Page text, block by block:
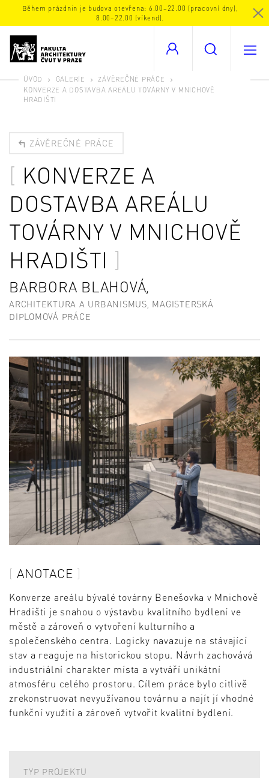
Během prázdnin je budova otevřena: 6.00–22.00 (pracovní dny),
8.00–22.00 (víkend).
ÚVOD GALERIE
ZÁVĚREČNÉ PRÁCE
KONVERZE A DOSTAVBA AREÁLU TOVÁRNY V MNICHOVĚ
HRADIŠTI
ZÁVĚREČNÉ PRÁCE
KONVERZE A
DOSTAVBA AREÁLU
TOVÁRNY V MNICHOVĚ
HRADIŠTI
BARBORA BLAHOVÁ,
ARCHITEKTURA A URBANISMUS, MAGISTERSKÁ
DIPLOMOVÁ PRÁCE
ANOTACE
Konverze areálu bývalé továrny Benešovka v Mnichově
Hradišti je snahou o výstavbu kvalitního bydlení ve
městě a zároveň o vytvoření kulturního a
společenského centra. Logicky navazuje na stávající
stav a reaguje na historickou stopu. Návrh zachovává
industriální charakter místa a vytváří unikátní
atmosféru celého prostoru. Cílem práce bylo citlivě
zrekonstruovat nevyužívanou továrnu a najít jí vhodné
funkční využití a zároveň vytvořit kvalitní bydlení.
TYP PROJEKTU